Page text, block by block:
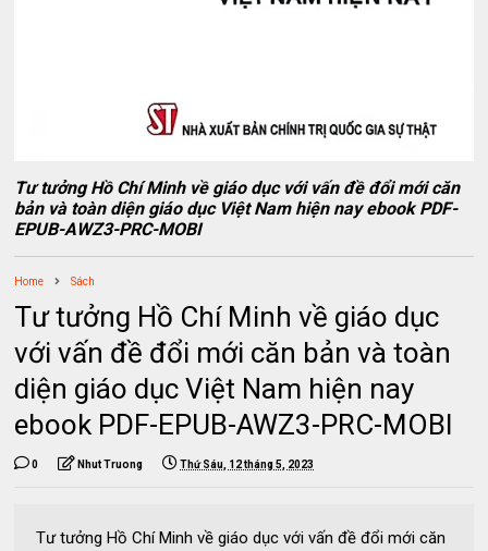
Tư tưởng Hồ Chí Minh về giáo dục với vấn đề đổi mới căn
bản và toàn diện giáo dục Việt Nam hiện nay ebook PDF-
EPUB-AWZ3-PRC-MOBI
Home Sách
Tư tưởng Hồ Chí Minh về giáo dục
với vấn đề đổi mới căn bản và toàn
diện giáo dục Việt Nam hiện nay
ebook PDF-EPUB-AWZ3-PRC-MOBI
0 Nhut Truong Thứ Sáu, 12 tháng 5, 2023
Tư tưởng Hồ Chí Minh về giáo dục với vấn đề đổi mới căn